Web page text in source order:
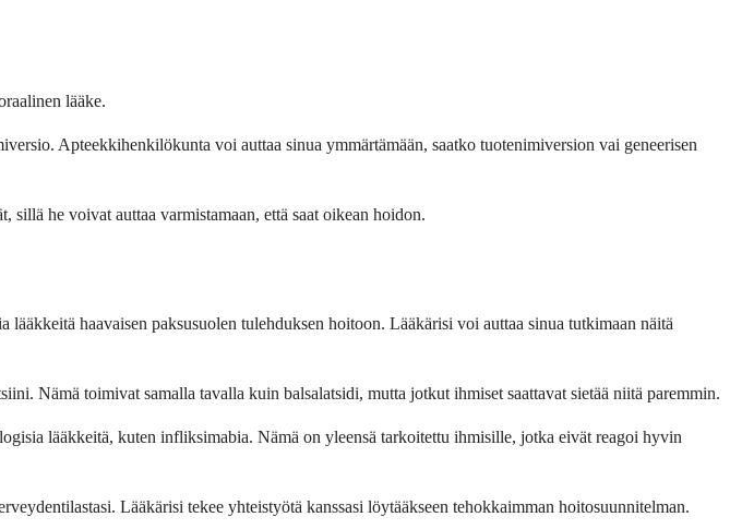
lääke.
Apteekkihenkilökunta voi auttaa sinua ymmärtämään, saatko tuotenimiversion vai geneerisen
he voivat auttaa varmistamaan, että saat oikean hoidon.
haavaisen paksusuolen tulehduksen hoitoon. Lääkärisi voi auttaa sinua tutkimaan näitä
Nämä toimivat samalla tavalla kuin balsalatsidi, mutta jotkut ihmiset saattavat sietää niitä paremmin.
lääkkeitä, kuten infliksimabia. Nämä on yleensä tarkoitettu ihmisille, jotka eivät reagoi hyvin
Lääkärisi tekee yhteistyötä kanssasi löytääkseen tehokkaimman hoitosuunnitelman.